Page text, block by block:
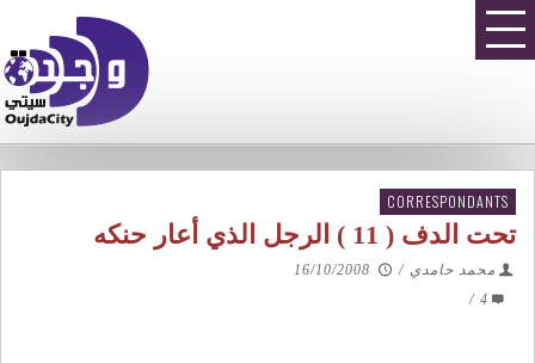
CORRESPONDANTS
تحت الدف ( 11 ) الرجل الذي أعار حنكه
محمد حامدي /
16/10/2008
4
/